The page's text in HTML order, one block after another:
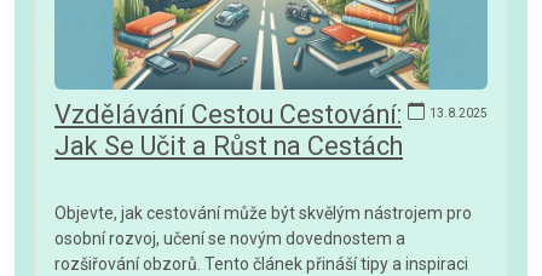
13.8.2025
Vzdělávání Cestou Cestování:
Jak Se Učit a Růst na Cestách
Objevte, jak cestování může být skvělým nástrojem pro
osobní rozvoj, učení se novým dovednostem a
rozšiřování obzorů. Tento článek přináší tipy a inspiraci